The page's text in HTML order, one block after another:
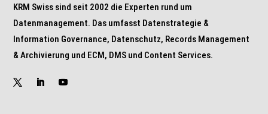
KRM Swiss sind seit 2002 die Experten rund um
Datenmanagement. Das umfasst Datenstrategie &
Information Governance, Datenschutz, Records Management
& Archivierung und ECM, DMS und Content Services.